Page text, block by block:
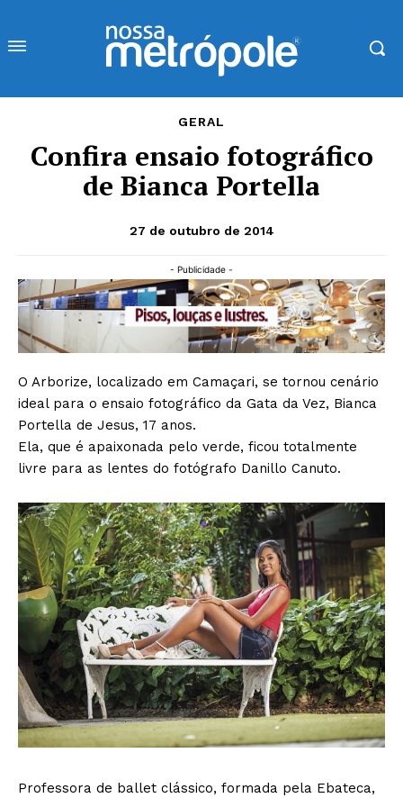
GERAL
Confira ensaio fotográfico
de Bianca Portella
27 de outubro de 2014
- Publicidade -
O Arborize, localizado em Camaçari, se tornou cenário
ideal para o ensaio fotográfico da Gata da Vez, Bianca
Portella de Jesus, 17 anos.
Ela, que é apaixonada pelo verde, ficou totalmente
livre para as lentes do fotógrafo Danillo Canuto.
Professora de ballet clássico, formada pela Ebateca,